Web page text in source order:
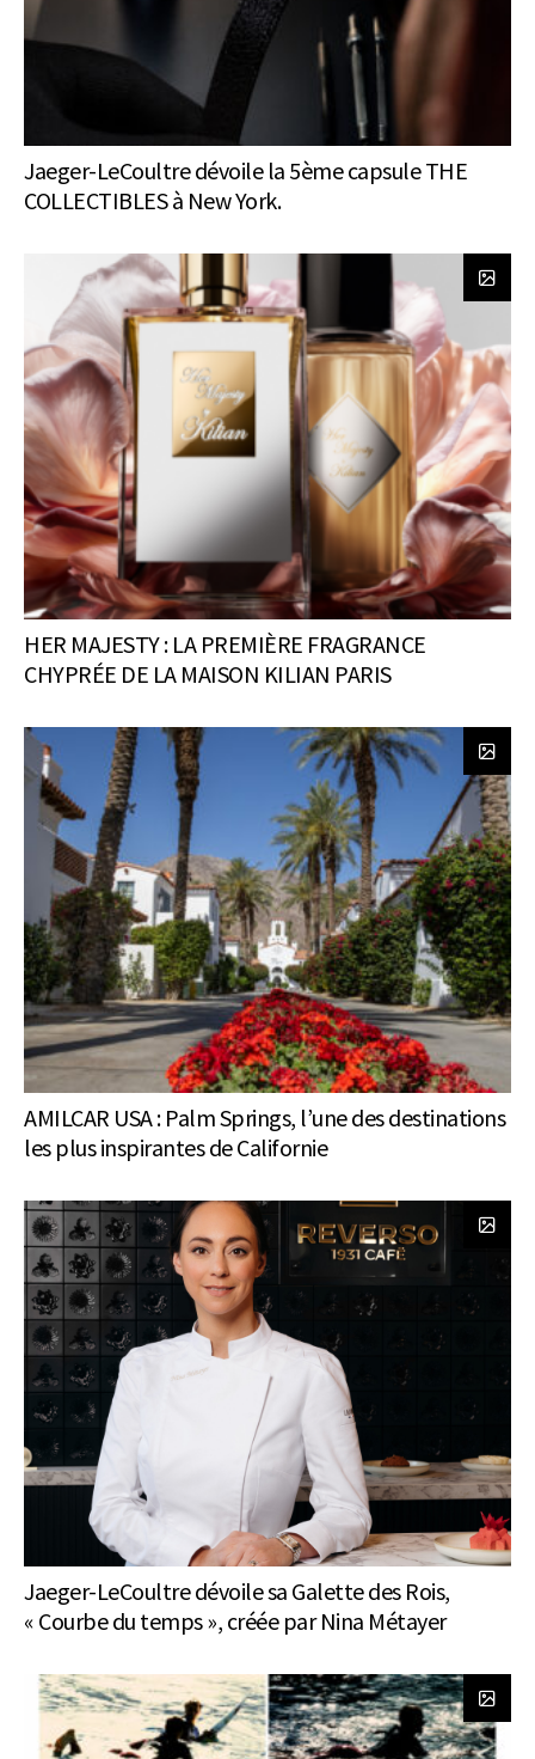
Jaeger-LeCoultre dévoile la 5ème capsule THE
COLLECTIBLES à New York.
HER MAJESTY : LA PREMIÈRE FRAGRANCE
CHYPRÉE DE LA MAISON KILIAN PARIS
AMILCAR USA : Palm Springs, l’une des destinations
les plus inspirantes de Californie
Jaeger-LeCoultre dévoile sa Galette des Rois,
« Courbe du temps », créée par Nina Métayer